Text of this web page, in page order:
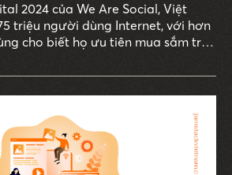
2024 của We Are Social, Việt
triệu người dùng Internet, với hơn
cho biết họ ưu tiên mua sắm trực
triển của các sàn thương mại
ra yêu cầu cấp thiết cho các
sở hữu một website bán hàng